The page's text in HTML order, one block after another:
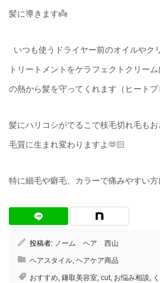
髪に導きます👼
いつも使うドライヤー前のオイルやク
トリートメントをケラフェクトクリー
の熱から髪を守ってくれます（ヒートプ
髪にハリコシがでるこで枝毛切れ毛も
毛質に生まれ変わりますよ🫶🏻
特に細毛や癖毛、カラーで痛みやすい
投稿者: ノーム ヘア 西山
ヘアスタイル, ヘアケア商品
おすすめ, 鎌取美容室, cut, お悩み相談,